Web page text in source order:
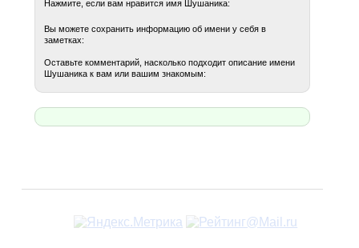
Нажмите, если вам нравится имя Шушаника:
Вы можете сохранить информацию об имени у себя в
заметках:
Оставьте комментарий, насколько подходит описание имени
Шушаника к вам или вашим знакомым: